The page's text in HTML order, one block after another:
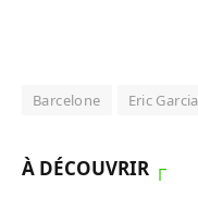
Barcelone Eric Garcia
À DÉCOUVRIR ┌